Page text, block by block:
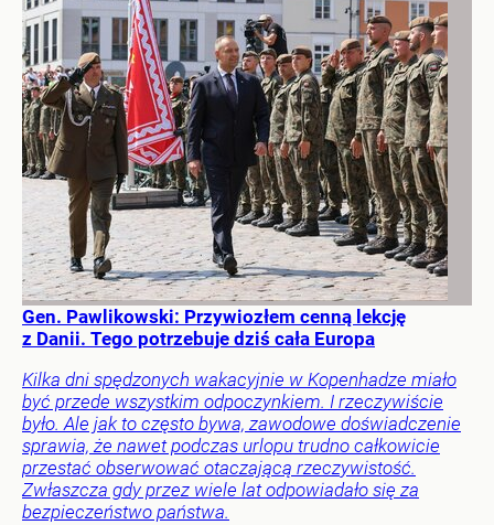
Gen. Pawlikowski: Przywiozłem cenną lekcję
z Danii. Tego potrzebuje dziś cała Europa
Kilka dni spędzonych wakacyjnie w Kopenhadze miało
być przede wszystkim odpoczynkiem. I rzeczywiście
było. Ale jak to często bywa, zawodowe doświadczenie
sprawia, że nawet podczas urlopu trudno całkowicie
przestać obserwować otaczającą rzeczywistość.
Zwłaszcza gdy przez wiele lat odpowiadało się za
bezpieczeństwo państwa.